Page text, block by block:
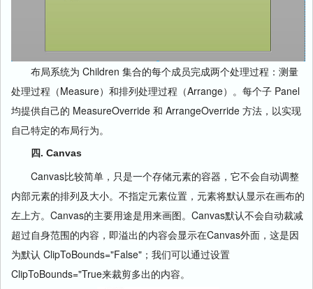
布局系统为 Children 集合的每个成员完成两个处理过程：测量
处理过程（Measure）和排列处理过程（Arrange）。每个子 Panel
均提供自己的 MeasureOverride 和 ArrangeOverride 方法，以实现
自己特定的布局行为。
四. Canvas
Canvas比较简单，只是一个存储元素的容器，它不会自动调整
内部元素的排列及大小。不指定元素位置，元素将默认显示在画布的
左上方。Canvas的主要用途是用来画图。Canvas默认不会自动裁减
超过自身范围的内容，即溢出的内容会显示在Canvas外面，这是因
为默认 ClipToBounds="False"；我们可以通过设置
ClipToBounds="True来裁剪多出的内容。